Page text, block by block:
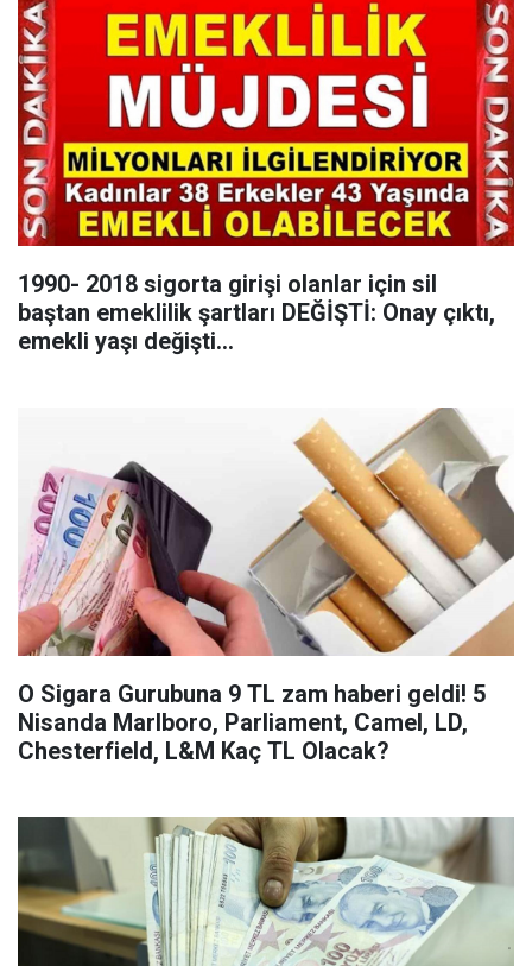
1990- 2018 sigorta girişi olanlar için sil
baştan emeklilik şartları DEĞİŞTİ: Onay çıktı,
emekli yaşı değişti...
O Sigara Gurubuna 9 TL zam haberi geldi! 5
Nisanda Marlboro, Parliament, Camel, LD,
Chesterfield, L&M Kaç TL Olacak?